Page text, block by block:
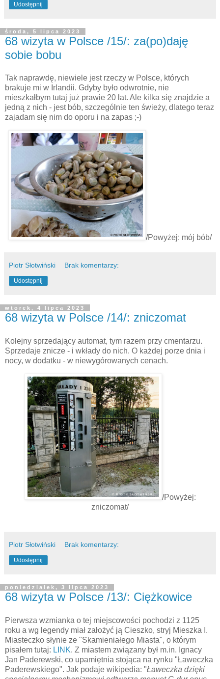
Udostępnij
środa, 5 lipca 2023
68 wizyta w Polsce /15/: za(po)daję
sobie bobu
Tak naprawdę, niewiele jest rzeczy w Polsce, których
brakuje mi w Irlandii. Gdyby było odwrotnie, nie
mieszkałbym tutaj już prawie 20 lat. Ale kilka się znajdzie a
jedną z nich - jest bób, szczególnie ten świeży, dlatego teraz
zajadam się nim do oporu i na zapas ;-)
/Powyżej: mój bób/
Piotr Słotwiński Brak komentarzy:
Udostępnij
wtorek, 4 lipca 2023
68 wizyta w Polsce /14/: zniczomat
Kolejny sprzedający automat, tym razem przy cmentarzu.
Sprzedaje znicze - i wkłady do nich. O każdej porze dnia i
nocy, w dodatku - w niewygórowanych cenach.
/Powyżej:
zniczomat/
Piotr Słotwiński Brak komentarzy:
Udostępnij
poniedziałek, 3 lipca 2023
68 wizyta w Polsce /13/: Ciężkowice
Pierwsza wzmianka o tej miejscowości pochodzi z 1125
roku a wg legendy miał założyć ją Cieszko, stryj Mieszka I.
Miasteczko słynie ze "Skamieniałego Miasta", o którym
pisałem tutaj: LINK. Z miastem związany był m.in. Ignacy
Jan Paderewski, co upamiętnia stojąca na rynku "Ławeczka
Paderewskiego". Jak podaje wikipedia: "Ławeczka dzięki